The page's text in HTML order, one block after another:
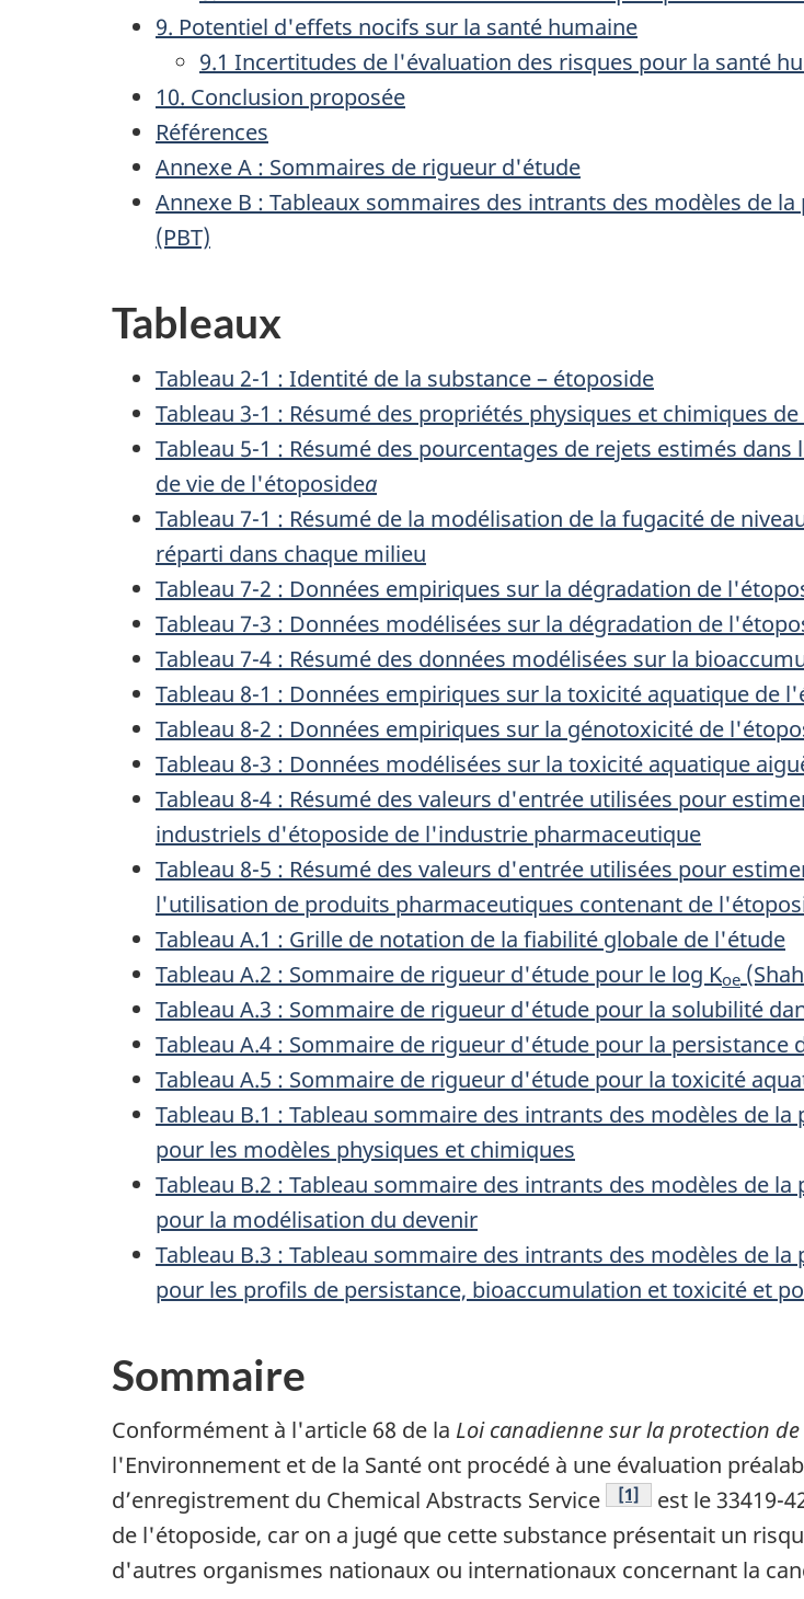
9. Potentiel d'effets nocifs sur la santé humaine
9.1 Incertitudes de l'évaluation des risques pour la santé
10. Conclusion proposée
Références
Annexe A : Sommaires de rigueur d'étude
Annexe B : Tableaux sommaires des intrants des modèles de
(PBT)
Tableaux
Tableau 2-1 : Identité de la substance – étoposide
Tableau 3-1 : Résumé des propriétés physiques et chimiques
Tableau 5-1 : Résumé des pourcentages de rejets estimés
de vie de l'étoposidea
Tableau 7-1 : Résumé de la modélisation de la fugacité de
réparti dans chaque milieu
Tableau 7-2 : Données empiriques sur la dégradation de
Tableau 7-3 : Données modélisées sur la dégradation de
Tableau 7-4 : Résumé des données modélisées sur la
Tableau 8-1 : Données empiriques sur la toxicité aquatique de
Tableau 8-2 : Données empiriques sur la génotoxicité de
Tableau 8-3 : Données modélisées sur la toxicité aquatique
Tableau 8-4 : Résumé des valeurs d'entrée utilisées pour
industriels d'étoposide de l'industrie pharmaceutique
Tableau 8-5 : Résumé des valeurs d'entrée utilisées pour
l'utilisation de produits pharmaceutiques contenant de
Tableau A.1 : Grille de notation de la fiabilité globale de l'étude
Tableau A.2 : Sommaire de rigueur d'étude pour le log Koe (Shah
Tableau A.3 : Sommaire de rigueur d'étude pour la solubilité
Tableau A.4 : Sommaire de rigueur d'étude pour la persistance
Tableau A.5 : Sommaire de rigueur d'étude pour la toxicité
Tableau B.1 : Tableau sommaire des intrants des modèles de
pour les modèles physiques et chimiques
Tableau B.2 : Tableau sommaire des intrants des modèles de
pour la modélisation du devenir
Tableau B.3 : Tableau sommaire des intrants des modèles de
pour les profils de persistance, bioaccumulation et toxicité et
Sommaire
Conformément à l'article 68 de la Loi canadienne sur la protection
l'Environnement et de la Santé ont procédé à une évaluation
d’enregistrement du Chemical Abstracts Service Footnote
[1]
est le 33419-
de l'étoposide, car on a jugé que cette substance présentait un
d'autres organismes nationaux ou internationaux concernant la